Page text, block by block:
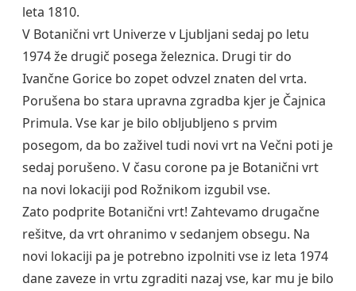
leta 1810.
V Botanični vrt Univerze v Ljubljani sedaj po letu
1974 že drugič posega železnica. Drugi tir do
Ivančne Gorice bo zopet odvzel znaten del vrta.
Porušena bo stara upravna zgradba kjer je Čajnica
Primula. Vse kar je bilo obljubljeno s prvim
posegom, da bo zaživel tudi novi vrt na Večni poti je
sedaj porušeno. V času corone pa je Botanični vrt
na novi lokaciji pod Rožnikom izgubil vse.
Zato podprite Botanični vrt! Zahtevamo drugačne
rešitve, da vrt ohranimo v sedanjem obsegu. Na
novi lokaciji pa je potrebno izpolniti vse iz leta 1974
dane zaveze in vrtu zgraditi nazaj vse, kar mu je bilo